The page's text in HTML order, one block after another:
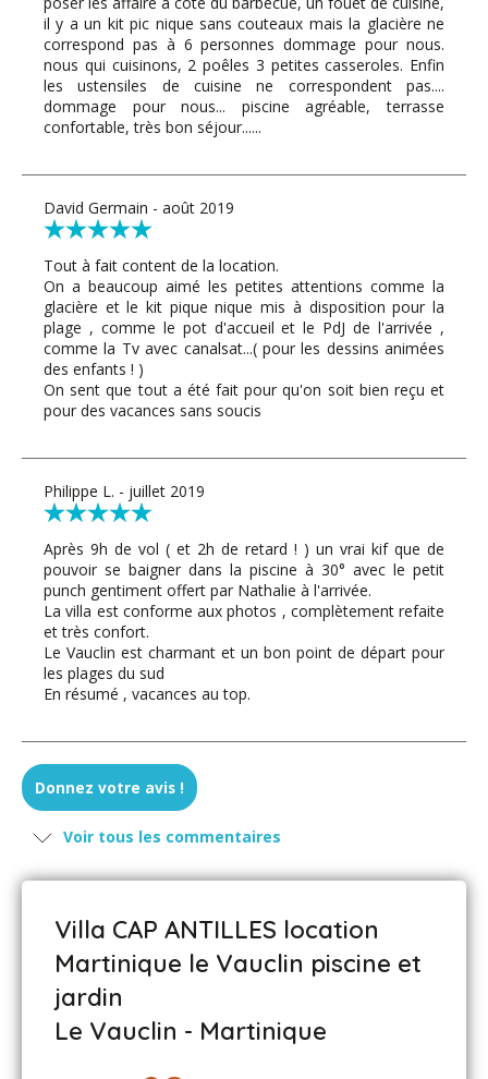
il y a un kit pic nique sans couteaux mais la glacière ne
correspond pas à 6 personnes dommage pour nous.
nous qui cuisinons, 2 poêles 3 petites casseroles. Enfin
les ustensiles de cuisine ne correspondent pas....
dommage pour nous... piscine agréable, terrasse
confortable, très bon séjour......
David Germain - août 2019
Tout à fait content de la location.
On a beaucoup aimé les petites attentions comme la
glacière et le kit pique nique mis à disposition pour la
plage , comme le pot d'accueil et le PdJ de l'arrivée ,
comme la Tv avec canalsat...( pour les dessins animées
des enfants ! )
On sent que tout a été fait pour qu'on soit bien reçu et
pour des vacances sans soucis
Philippe L. - juillet 2019
Après 9h de vol ( et 2h de retard ! ) un vrai kif que de
pouvoir se baigner dans la piscine à 30° avec le petit
punch gentiment offert par Nathalie à l'arrivée.
La villa est conforme aux photos , complètement refaite
et très confort.
Le Vauclin est charmant et un bon point de départ pour
les plages du sud
En résumé , vacances au top.
La location de Rainbow nous a beaucoup plus sur tous
Très satisfaite de l'agence Villa Turquoise qui nous a très
Martinique.
Nicolas et Séverine - juillet 2019
aimé l'espace et les prestations de la villa tout à fait
Donnez votre avis !
Voir tous les commentaires
Villa CAP ANTILLES location
Martinique le Vauclin piscine et
jardin
Le Vauclin - Martinique